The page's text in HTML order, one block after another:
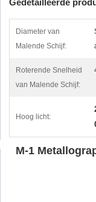
Gedetailleerde
Diameter van
Malende Schijf:
Roterende Snelheid
van Malende Schijf:
Hoog licht:
M-1